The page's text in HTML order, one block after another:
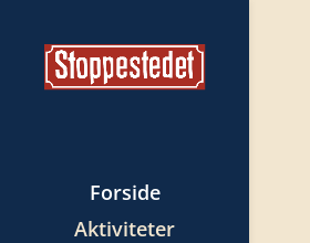
Forside
Aktiviteter